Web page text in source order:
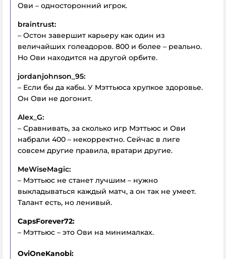
Ови – односторонний игрок.
braintrust:
– Остон завершит карьеру как один из
величайших голеадоров. 800 и более – реально.
Но Ови находится на другой орбите.
jordanjohnson_95:
– Если бы да кабы. У Мэттьюса хрупкое здоровье.
Он Ови не догонит.
Alex_G:
– Сравнивать, за сколько игр Мэттьюс и Ови
набрали 400 – некорректно. Сейчас в лиге
совсем другие правила, вратари другие.
MeWiseMagic:
– Мэттьюс не станет лучшим – нужно
выкладываться каждый матч, а он так не умеет.
Талант есть, но ленивый.
CapsForever72:
– Мэттьюс – это Ови на минималках.
OviOneKanobi: